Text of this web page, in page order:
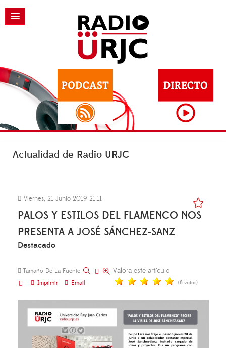
Actualidad de Radio URJC
Viernes, 21 Junio 2019 21:11
PALOS Y ESTILOS DEL FLAMENCO NOS
PRESENTA A JOSÉ SÁNCHEZ-SANZ
Destacado
Tamaño De La Fuente
Imprimir
Email
Valora este artículo
(8 votos)